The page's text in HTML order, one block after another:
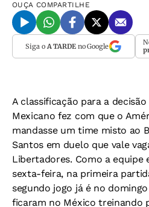
OUÇA COMPARTILHE
Siga o A TARDEno Google
A classificação para a
Mexicano fez com que o
mandasse um time misto ao
Santos em duelo que vale
Libertadores. Como a equipe
sexta-feira, na primeira
segundo jogo já é no
ficaram no México treinando